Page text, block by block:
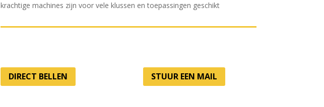
krachtige machines zijn voor vele klussen en toepassingen geschikt
DIRECT BELLEN STUUR EEN MAIL